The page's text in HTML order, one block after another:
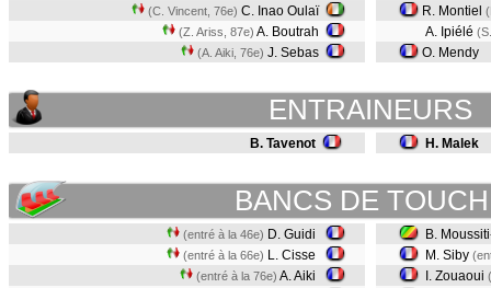
(C. Vincent, 76e) C. Inao Oulaï
(Z. Ariss, 87e) A. Boutrah
(A. Aiki, 76e) J. Sebas
R. Montiel
A. Ipiélé
O. Mendy
ENTRAINEURS
B. Tavenot H. Malek
BANCS DE
(entré à la 46e) D. Guidi
(entré à la 66e) L. Cisse
(entré à la 76e) A. Aiki
B.
M. Siby
I. Zouaoui